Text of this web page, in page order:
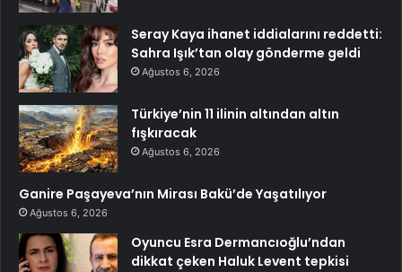
Seray Kaya ihanet iddialarını reddetti:
Sahra Işık’tan olay gönderme geldi
Ağustos 6, 2026
Türkiye’nin 11 ilinin altından altın
fışkıracak
Ağustos 6, 2026
Ganire Paşayeva’nın Mirası Bakü’de Yaşatılıyor
Ağustos 6, 2026
Oyuncu Esra Dermancıoğlu’ndan
dikkat çeken Haluk Levent tepkisi